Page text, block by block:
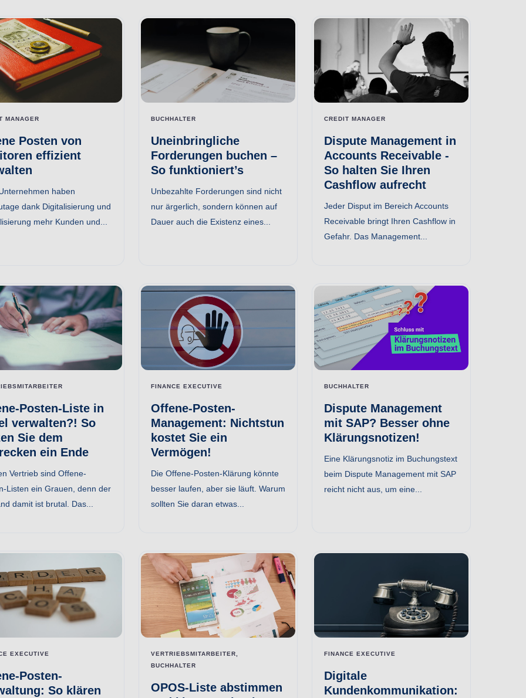
MANAGER
Posten von
effizient
haben
dank Digitalisierung und
mehr Kunden und...
BUCHHALTER
Uneinbringliche
Forderungen buchen –
So funktioniert’s
Unbezahlte Forderungen sind nicht
nur ärgerlich, sondern können auf
Dauer auch die Existenz eines...
CREDIT MANAGER
Dispute Management in
Accounts Receivable -
So halten Sie Ihren
Cashflow aufrecht
Jeder Disput im Bereich Accounts
Receivable bringt Ihren Cashflow in
Gefahr. Das Management...
Posten-Liste in
verwalten?! So
Sie dem
ein Ende
Vertrieb sind Offene-
Listen ein Grauen, denn der
damit ist brutal. Das...
FINANCE EXECUTIVE
Offene-Posten-
Management: Nichtstun
kostet Sie ein
Vermögen!
Die Offene-Posten-Klärung könnte
besser laufen, aber sie läuft. Warum
sollten Sie daran etwas...
BUCHHALTER
Dispute Management
mit SAP? Besser ohne
Klärungsnotizen!
Eine Klärungsnotiz im Buchungstext
beim Dispute Management mit SAP
reicht nicht aus, um eine...
EXECUTIVE
Posten-
So klären
VERTRIEBSMITARBEITER,
BUCHHALTER
OPOS-Liste abstimmen
FINANCE EXECUTIVE
Digitale
Kundenkommunikation: